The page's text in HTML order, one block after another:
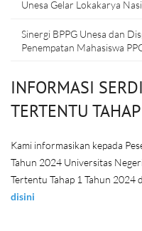
Unesa Gelar Lokakarya
Sinergi BPPG Unesa dan
Penempatan Mahasiswa
INFORMASI
TERTENTU
Kami informasikan kepada
Tahun 2024 Universitas
Tertentu Tahap 1 Tahun
disini